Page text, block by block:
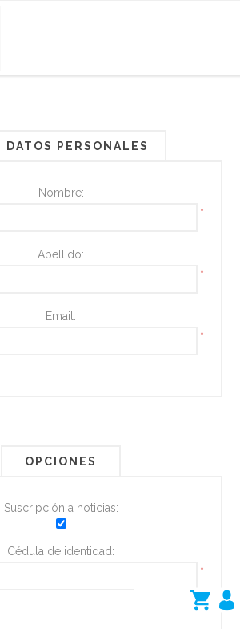
DATOS PERSONALES
Nombre:
*
Apellido:
*
Email:
*
OPCIONES
Suscripción a noticias:
Cédula de identidad:
*